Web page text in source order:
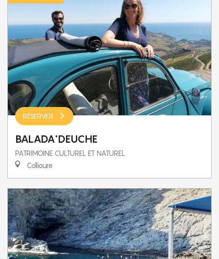
RÉSERVER
BALADA'DEUCHE
PATRIMOINE CULTUREL ET NATUREL
Collioure